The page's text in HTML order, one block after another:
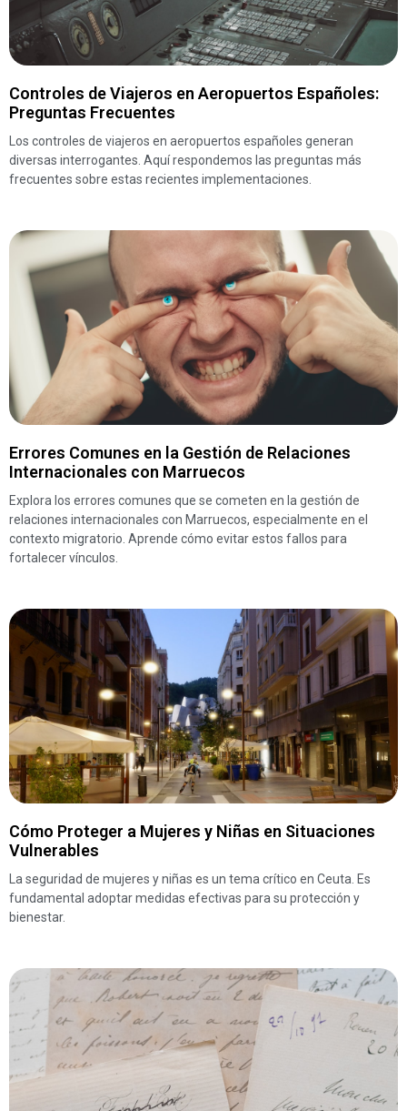
Controles de Viajeros en Aeropuertos Españoles:
Preguntas Frecuentes
Los controles de viajeros en aeropuertos españoles generan
diversas interrogantes. Aquí respondemos las preguntas más
frecuentes sobre estas recientes implementaciones.
Errores Comunes en la Gestión de Relaciones
Internacionales con Marruecos
Explora los errores comunes que se cometen en la gestión de
relaciones internacionales con Marruecos, especialmente en el
contexto migratorio. Aprende cómo evitar estos fallos para
fortalecer vínculos.
Cómo Proteger a Mujeres y Niñas en Situaciones
Vulnerables
La seguridad de mujeres y niñas es un tema crítico en Ceuta. Es
fundamental adoptar medidas efectivas para su protección y
bienestar.